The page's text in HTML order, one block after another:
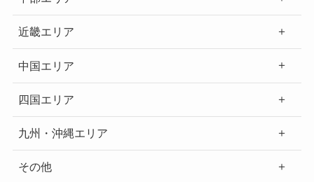
近畿エリア
中国エリア
四国エリア
九州・沖縄エリア
その他